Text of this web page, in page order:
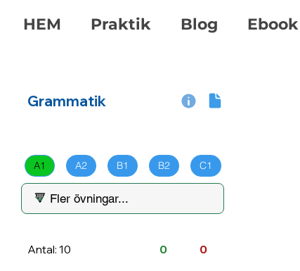
HEM Praktik Blog Ebook
Grammatik
A1 A2 B1 B2 C1
Antal: 10 0 0